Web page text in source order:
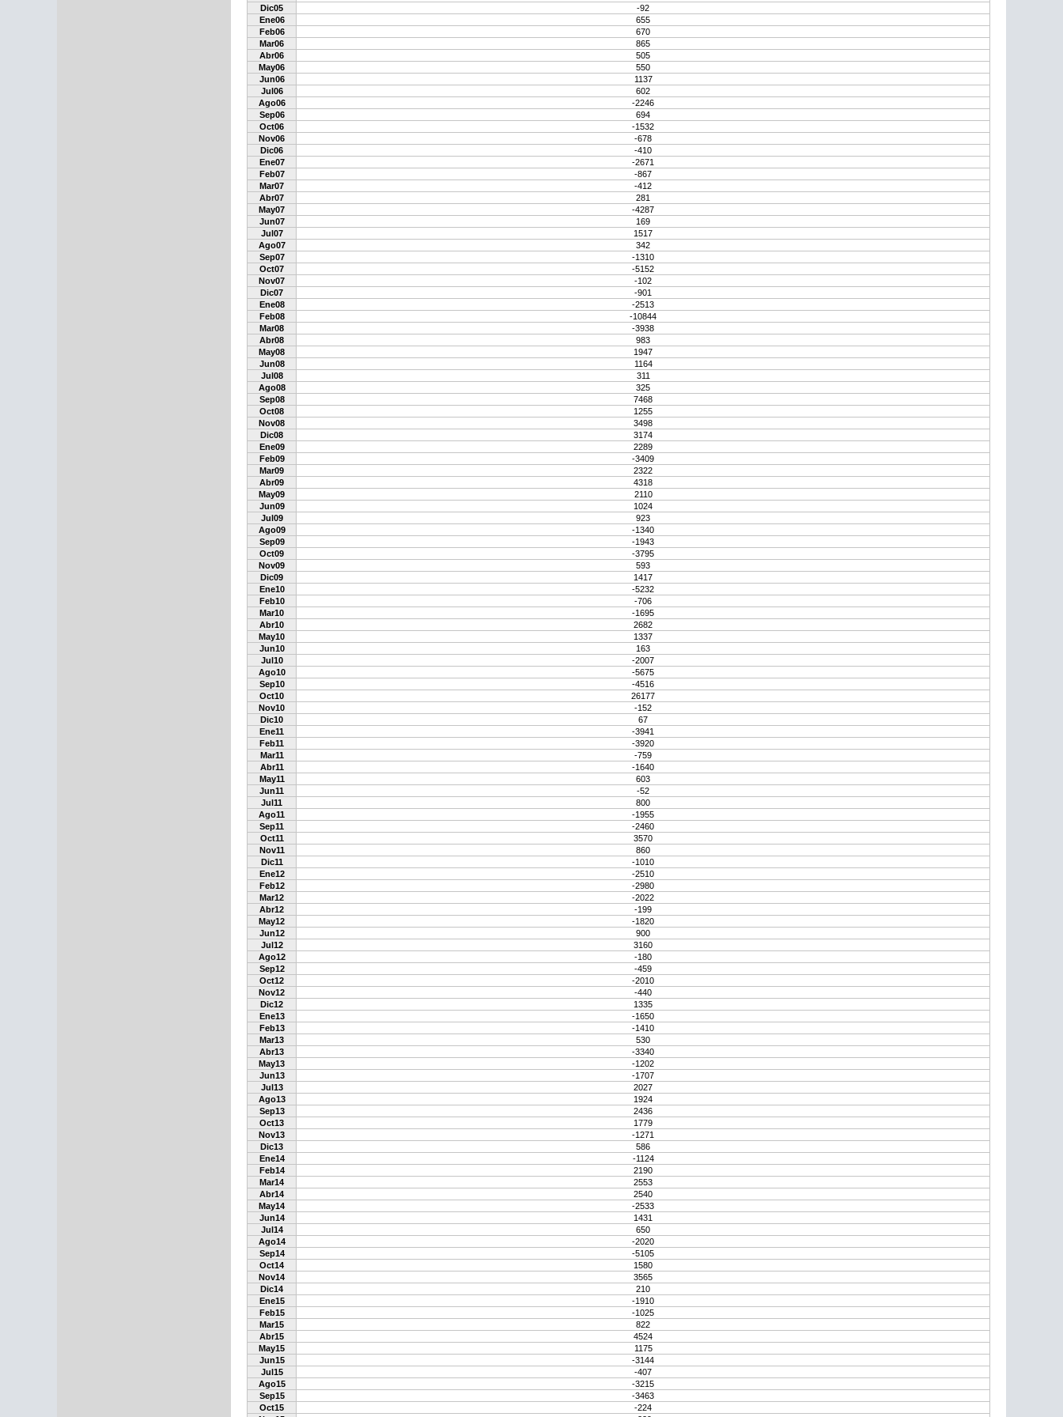
Dic05
-92
Ene06
655
Feb06
670
Mar06
865
Abr06
505
May06
550
Jun06
1137
Jul06
602
Ago06
-2246
Sep06
694
Oct06
-1532
Nov06
-678
Dic06
-410
Ene07
-2671
Feb07
-867
Mar07
-412
Abr07
281
May07
-4287
Jun07
169
Jul07
1517
Ago07
342
Sep07
-1310
Oct07
-5152
Nov07
-102
Dic07
-901
Ene08
-2513
Feb08
-10844
Mar08
-3938
Abr08
983
May08
1947
Jun08
1164
Jul08
311
Ago08
325
Sep08
7468
Oct08
1255
Nov08
3498
Dic08
3174
Ene09
2289
Feb09
-3409
Mar09
2322
Abr09
4318
May09
2110
Jun09
1024
Jul09
923
Ago09
-1340
Sep09
-1943
Oct09
-3795
Nov09
593
Dic09
1417
Ene10
-5232
Feb10
-706
Mar10
-1695
Abr10
2682
May10
1337
Jun10
163
Jul10
-2007
Ago10
-5675
Sep10
-4516
Oct10
26177
Nov10
-152
Dic10
67
Ene11
-3941
Feb11
-3920
Mar11
-759
Abr11
-1640
May11
603
Jun11
-52
Jul11
800
Ago11
-1955
Sep11
-2460
Oct11
3570
Nov11
860
Dic11
-1010
Ene12
-2510
Feb12
-2980
Mar12
-2022
Abr12
-199
May12
-1820
Jun12
900
Jul12
3160
Ago12
-180
Sep12
-459
Oct12
-2010
Nov12
-440
Dic12
1335
Ene13
-1650
Feb13
-1410
Mar13
530
Abr13
-3340
May13
-1202
Jun13
-1707
Jul13
2027
Ago13
1924
Sep13
2436
Oct13
1779
Nov13
-1271
Dic13
586
Ene14
-1124
Feb14
2190
Mar14
2553
Abr14
2540
May14
-2533
Jun14
1431
Jul14
650
Ago14
-2020
Sep14
-5105
Oct14
1580
Nov14
3565
Dic14
210
Ene15
-1910
Feb15
-1025
Mar15
822
Abr15
4524
May15
1175
Jun15
-3144
Jul15
-407
Ago15
-3215
Sep15
-3463
Oct15
-224